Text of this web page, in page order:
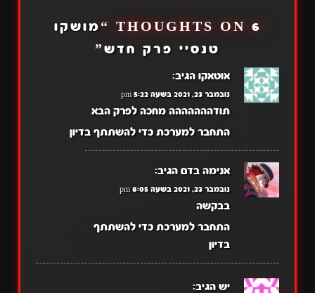
6 THOUGHTS ON “
מושקו
טנסיי פרק חדש ”
אוטאקו הגיב:
נובמבר 23, 2021 בשעה 5:22 pm
תודההההההה מחכה לפרק הבא
התחבר למערכת כדי להשתתף בדיון
אנימה בדם הגיב:
נובמבר 23, 2021 בשעה 8:05 pm
בבקשה
התחבר למערכת כדי להשתתף
בדיון
יש הגיב: